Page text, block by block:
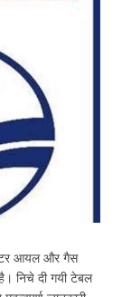
आयल और गैस
निचे दी गयी टेबल